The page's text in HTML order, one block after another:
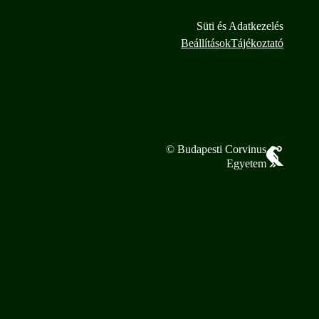
Süti és Adatkezelés
BeállításokTájékoztató
© Budapesti Corvinus
Egyetem